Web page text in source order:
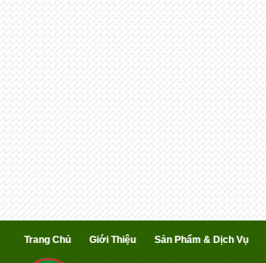
Trang Chủ Giới Thiệu Sản Phẩm & Dịch Vụ